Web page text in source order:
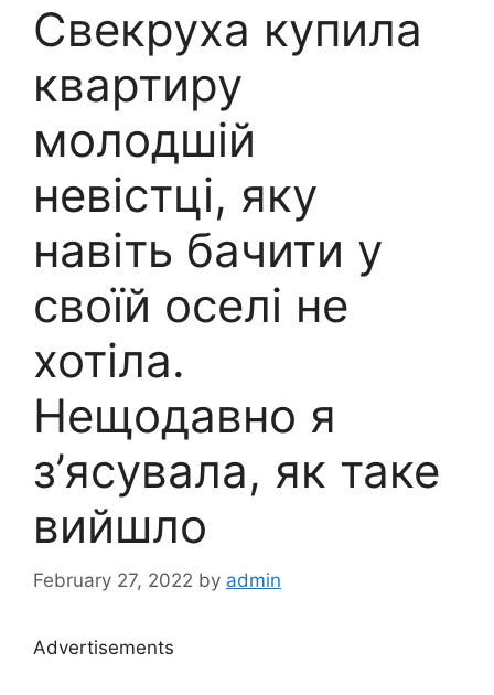
Свекруха купила
квартиру
молодшій
невістці, яку
навіть бачити у
своїй оселі не
хотіла.
Нещодавно я
з’ясувала, як таке
вийшло
February 27, 2022 by admin
Advertisements